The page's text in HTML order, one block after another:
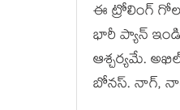
ఈ ట్రోలింగ్
భారీ ప్యాన్
ఆశ్చర్యమే.
బోనస్. నాగ్,